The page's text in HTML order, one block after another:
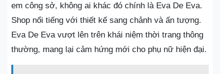
em công sở, không ai khác đó chính là Eva De Eva.
Shop nổi tiếng với thiết kế sang chảnh và ấn tượng.
Eva De Eva vượt lên trên khái niệm thời trang thông
thường, mang lại cảm hứng mới cho phụ nữ hiện đại.